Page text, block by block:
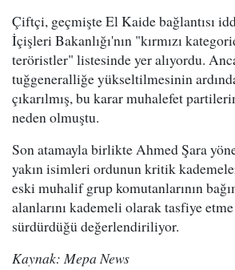
Çiftçi, geçmişte El Kaide bağlantısı
İçişleri Bakanlığı'nın "kırmızı
teröristler" listesinde yer alıyordu.
tuğgeneralliğe yükseltilmesinin
çıkarılmış, bu karar muhalefet
neden olmuştu.
Son atamayla birlikte Ahmed Şara
yakın isimleri ordunun kritik
eski muhalif grup komutanlarının
alanlarını kademeli olarak tasfiye
sürdürdüğü değerlendiriliyor.
Kaynak: Mepa News